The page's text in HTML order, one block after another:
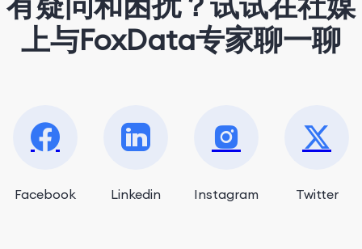
上与FoxData专家聊一聊
Facebook Linkedin Instagram Twitter